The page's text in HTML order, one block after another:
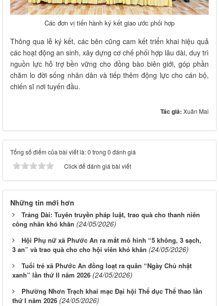
Các đơn vị tiến hành ký kết giao ước phối hợp
Thông qua lễ ký kết, các bên cũng cam kết triển khai hiệu quả
các hoạt động an sinh, xây dựng cơ chế phối hợp lâu dài, duy trì
nguồn lực hỗ trợ bền vững cho đồng bào biên giới, góp phần
chăm lo đời sống nhân dân và tiếp thêm động lực cho cán bộ,
chiến sĩ nơi tuyến đầu.
Tác giả: Xuân Mai
Tổng số điểm của bài viết là: 0 trong 0 đánh giá
Click để đánh giá bài viết
Những tin mới hơn
Trảng Dài: Tuyên truyền pháp luật, trao quà cho thanh niên
công nhân khó khăn (24/05/2026)
Hội Phụ nữ xã Phước An ra mắt mô hình “5 không, 3 sạch,
3 an” và trao quà cho cho hội viên khó khăn (24/05/2026)
Tuổi trẻ xã Phước An đồng loạt ra quân “Ngày Chủ nhật
xanh” lần thứ II năm 2026 (24/05/2026)
Phường Nhơn Trạch khai mạc Đại hội Thể dục Thể thao lần
thứ I năm 2026 (24/05/2026)